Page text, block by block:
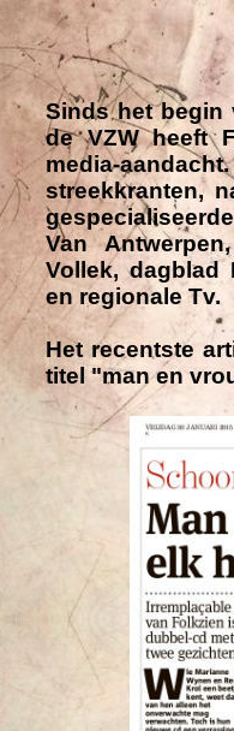
Sinds het begin
de VZW heeft
media-
streekkranten,
Van
Vollek, dagblad
en regionale Tv.
Het recentste
titel "man en